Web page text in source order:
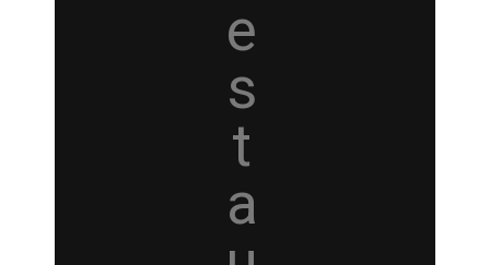
e
s
t
a